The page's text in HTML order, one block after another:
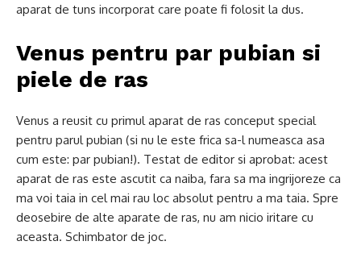
aparat de tuns incorporat care poate fi folosit la dus.
Venus pentru par pubian si
piele de ras
Venus a reusit cu primul aparat de ras conceput special
pentru parul pubian (si nu le este frica sa-l numeasca asa
cum este: par pubian!). Testat de editor si aprobat: acest
aparat de ras este ascutit ca naiba, fara sa ma ingrijoreze ca
ma voi taia in cel mai rau loc absolut pentru a ma taia. Spre
deosebire de alte aparate de ras, nu am nicio iritare cu
aceasta. Schimbator de joc.